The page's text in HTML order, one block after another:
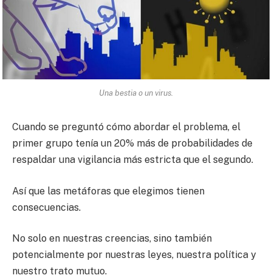
Una bestia o un virus.
Cuando se preguntó cómo abordar el problema, el
primer grupo tenía un 20% más de probabilidades de
respaldar una vigilancia más estricta que el segundo.
Así que las metáforas que elegimos tienen
consecuencias.
No solo en nuestras creencias, sino también
potencialmente por nuestras leyes, nuestra política y
nuestro trato mutuo.